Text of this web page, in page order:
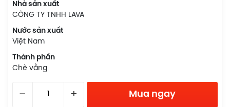
Nhà sản xuất
CÔNG TY TNHH LAVA
Nước sản xuất
Việt Nam
Thành phần
Chè vằng
– + Mua ngay